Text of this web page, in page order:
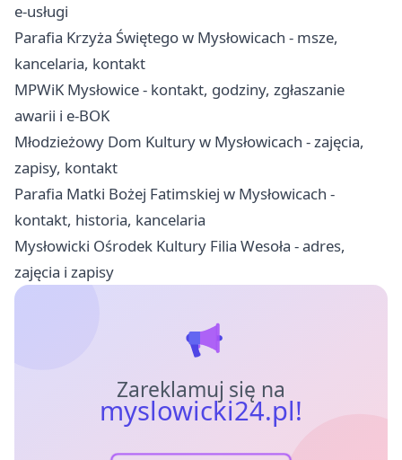
e-usługi
Parafia Krzyża Świętego w Mysłowicach - msze,
kancelaria, kontakt
MPWiK Mysłowice - kontakt, godziny, zgłaszanie
awarii i e-BOK
Młodzieżowy Dom Kultury w Mysłowicach - zajęcia,
zapisy, kontakt
Parafia Matki Bożej Fatimskiej w Mysłowicach -
kontakt, historia, kancelaria
Mysłowicki Ośrodek Kultury Filia Wesoła - adres,
zajęcia i zapisy
Zareklamuj się na
myslowicki24.pl!